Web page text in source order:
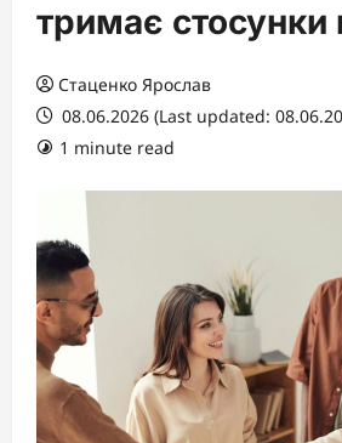
тримає стосунки
Стаценко Ярослав
08.06.2026 (Last updated:
1 minute read